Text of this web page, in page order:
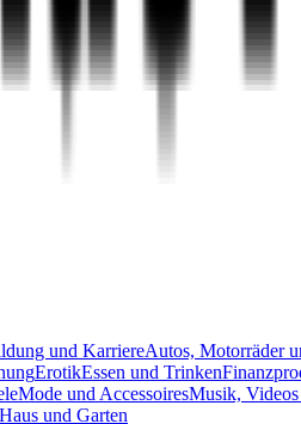
und KarriereAutos, Motorräder
ErotikEssen und Trinken
Mode und AccessoiresMusik,
und Garten